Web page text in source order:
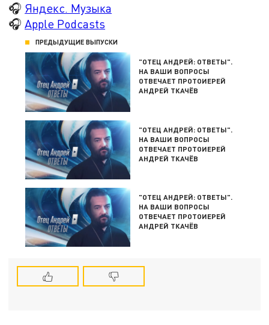
🎧 Яндекс. Музыка
🎧 Apple Podcasts
ПРЕДЫДУЩИЕ ВЫПУСКИ
"ОТЕЦ АНДРЕЙ: ОТВЕТЫ".
НА ВАШИ ВОПРОСЫ
ОТВЕЧАЕТ ПРОТОИЕРЕЙ
АНДРЕЙ ТКАЧЁВ
"ОТЕЦ АНДРЕЙ: ОТВЕТЫ".
НА ВАШИ ВОПРОСЫ
ОТВЕЧАЕТ ПРОТОИЕРЕЙ
АНДРЕЙ ТКАЧЁВ
"ОТЕЦ АНДРЕЙ: ОТВЕТЫ".
НА ВАШИ ВОПРОСЫ
ОТВЕЧАЕТ ПРОТОИЕРЕЙ
АНДРЕЙ ТКАЧЁВ